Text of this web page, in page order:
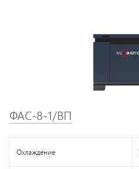
ФАС-8-1/ВП
Охлаждение